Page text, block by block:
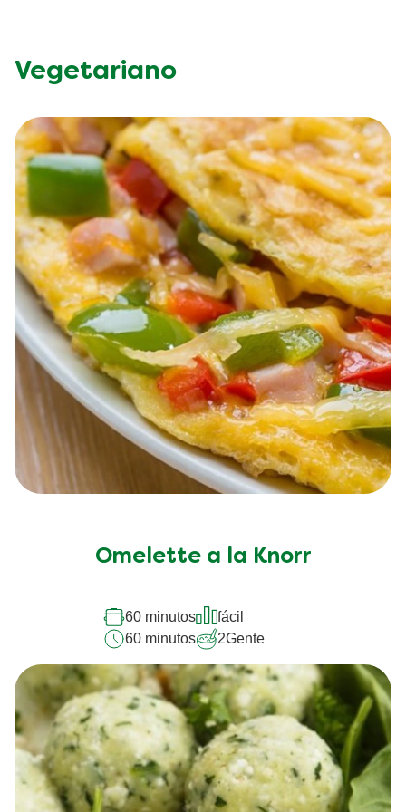
Vegetariano
Omelette a la Knorr
60 minutos
fácil
60 minutos
2Gente